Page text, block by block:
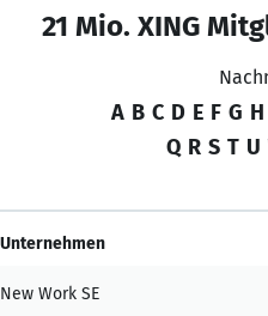
21 Mio. XING
A B C D E F G H
Q R S T U
Unternehmen
New Work SE